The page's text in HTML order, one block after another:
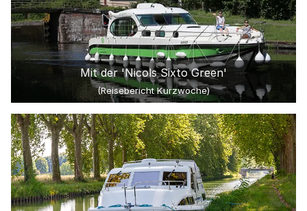
Mit der 'Nicols Sixto Green'
(Reisebericht Kurzwoche)